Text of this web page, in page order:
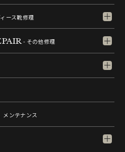
ース靴修理
- その他修理
メンテナンス